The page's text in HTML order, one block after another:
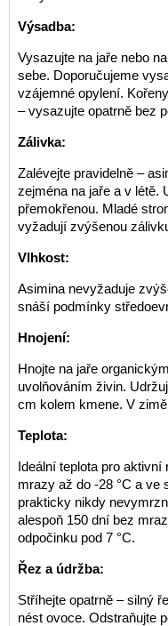
Výsadba:
Vysazujte na jaře nebo
sebe. Doporučujeme
vzájemné opylení.
– vysazujte opatrně bez
Zálivka:
Zalévejte pravidelně –
zejména na jaře a v létě.
přemokřenou. Mladé
vyžadují zvýšenou
Vlhkost:
Asimina nevyžaduje
snáší podmínky
Hnojení:
Hnojte na jaře
uvolňováním živin.
cm kolem kmene. V
Teplota:
Ideální teplota pro aktivní
mrazy až do -28 °C a ve
prakticky nikdy
alespoň 150 dní bez
odpočinku pod 7 °C.
Řez a údržba:
Stříhejte opatrně – silný
nést ovoce. Odstraňujte